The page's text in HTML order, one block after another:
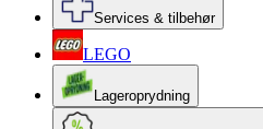
Services & tilbehør
LEGO
Lageroprydning